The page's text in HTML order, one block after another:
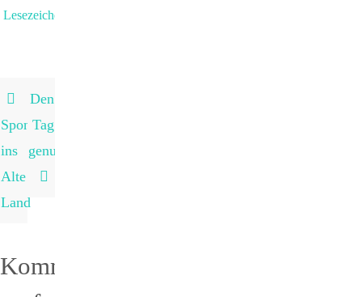
Lesezeichen
Spontan
ins
Alte
Land
Den
Tag
genutzt…
Kommentar